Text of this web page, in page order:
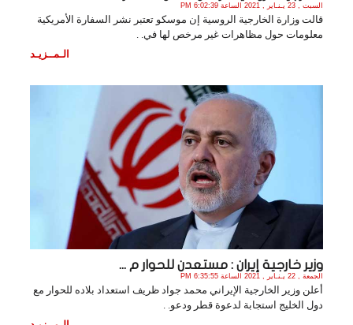
السبت , 23 يـنـاير , 2021 الساعة 6:02:39 PM
قالت وزارة الخارجية الروسية إن موسكو تعتبر نشر السفارة الأمريكية
معلومات حول مظاهرات غير مرخص لها في. .
الـمــزيـد
وزير خارجية إيران : مستعدن للحوار م ...
الجمعة , 22 يـنـاير , 2021 الساعة 6:35:55 PM
أعلن وزير الخارجية الإيراني محمد جواد ظريف استعداد بلاده للحوار مع
دول الخليج استجابة لدعوة قطر ودعو. .